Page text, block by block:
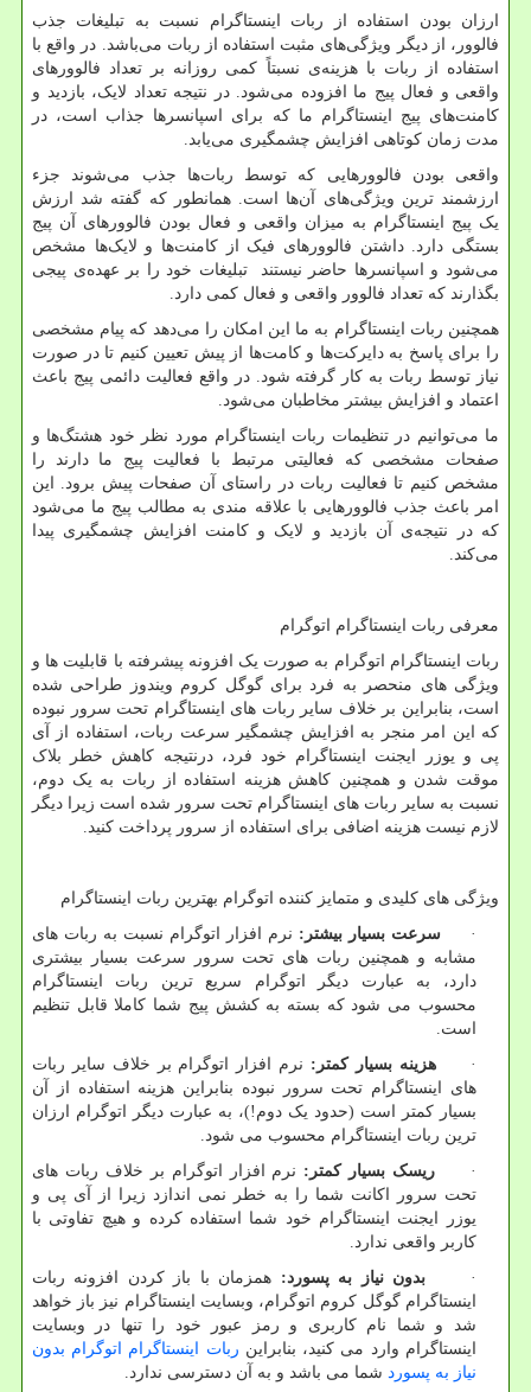
ارزان بودن استفاده از ربات اینستاگرام نسبت به تبلیغات جذب
فالوور، از دیگر ویژگی‌های مثبت استفاده از ربات می‌باشد. در واقع با
استفاده از ربات با هزینه‌ی نسبتاً کمی روزانه بر تعداد فالوور‌های
واقعی و فعال پیج ما افزوده می‌شود. در نتیجه تعداد لایک، بازدید و
کامنت‌های پیج اینستاگرام ما که برای اسپانسرها جذاب است، در
مدت زمان کوتاهی افزایش چشمگیری می‌یابد.
واقعی بودن فالوورهایی که توسط ربات‌ها جذب می‌شوند جزء
ارزشمند ترین ویژگی‌های آن‌ها است. همانطور که گفته شد ارزش
یک پیج اینستاگرام به میزان واقعی و فعال بودن فالوورهای آن پیج
بستگی دارد. داشتن فالوورهای فیک از کامنت‌ها و لایک‌ها مشخص
می‌شود و اسپانسرها حاضر نیستند تبلیغات خود را بر عهده‌ی پیجی
بگذارند که تعداد فالوور واقعی و فعال کمی دارد.
همچنین ربات اینستاگرام به ما این امکان را می‌دهد که پیام مشخصی
را برای پاسخ‌ به دایرکت‌ها و کامت‌ها از پیش تعیین کنیم تا در صورت
نیاز توسط ربات به کار گرفته شود. در واقع فعالیت دائمی پیج باعث
اعتماد و افزایش بیشتر مخاطبان می‌شود.
ما می‌توانیم در تنظیمات ربات اینستاگرام مورد نظر خود هشتگ‌ها و
صفحات مشخصی که فعالیتی مرتبط با فعالیت پیج ما دارند را
مشخص کنیم تا فعالیت ربات در راستای آن صفحات پیش برود. این
امر باعث جذب فالوور‌هایی با علاقه مندی به مطالب پیج ما می‌شود
که در نتیجه‌ی آن بازدید و لایک و کامنت افزایش چشمگیری پیدا
می‌کند.
معرفی ربات اینستاگرام اتوگرام
ربات اینستاگرام اتوگرام به صورت یک افزونه پیشرفته با قابلیت ها و
ویژگی های منحصر به فرد برای گوگل کروم ویندوز طراحی شده
است، بنابراین بر خلاف سایر ربات های اینستاگرام تحت سرور نبوده
که این امر منجر به افزایش چشمگیر سرعت ربات، استفاده از آی
پی و یوزر ایجنت اینستاگرام خود فرد، درنتیجه کاهش خطر بلاک
موقت شدن و همچنین کاهش هزینه استفاده از ربات به یک دوم،
نسبت به سایر ربات های اینستاگرام تحت سرور شده است زیرا دیگر
لازم نیست هزینه اضافی برای استفاده از سرور پرداخت کنید.
ویژگی های کلیدی و متمایز کننده اتوگرام بهترین ربات اینستاگرام
·سرعت بسیار بیشتر: نرم افزار اتوگرام نسبت به ربات های
مشابه و همچنین ربات های تحت سرور سرعت بسیار بیشتری
دارد، به عبارت دیگر اتوگرام سریع ترین ربات اینستاگرام
محسوب می شود که بسته به کشش پیج شما کاملا قابل تنظیم
است.
·هزینه بسیار کمتر: نرم افزار اتوگرام بر خلاف سایر ربات
های اینستاگرام تحت سرور نبوده بنابراین هزینه استفاده از آن
بسیار کمتر است (حدود یک دوم!)، به عبارت دیگر اتوگرام ارزان
ترین ربات اینستاگرام محسوب می شود.
· ریسک بسیار کمتر: نرم افزار اتوگرام بر خلاف ربات های
تحت سرور اکانت شما را به خطر نمی اندازد زیرا از آی پی و
یوزر ایجنت اینستاگرام خود شما استفاده کرده و هیچ تفاوتی با
کاربر واقعی ندارد.
· بدون نیاز به پسورد: همزمان با باز کردن افزونه ربات
اینستاگرام گوگل کروم اتوگرام، وبسایت اینستاگرام نیز باز خواهد
شد و شما نام کاربری و رمز عبور خود را تنها در وبسایت
اینستاگرام وارد می کنید، بنابراین ربات اینستاگرام اتوگرام بدون
نیاز به پسورد شما می باشد و به آن دسترسی ندارد.